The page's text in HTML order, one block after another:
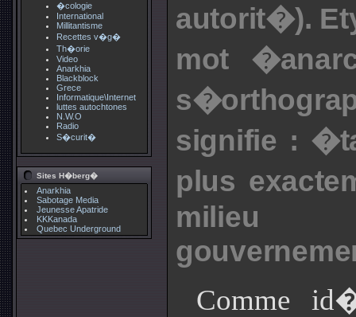
�cologie
International
Millitantisme
Recettes v�g�
Th�orie
Video
Anarkhia
Blackblock
Grece
Informatique\Internet
luttes autochtones
N.W.O
Radio
S�curit�
Sites H�berg�
Anarkhia
Sabotage Media
Jeunesse Apatride
KKKanada
Quebec Underground
autorit�).
mot
signifie :
plus
milieu
Comme